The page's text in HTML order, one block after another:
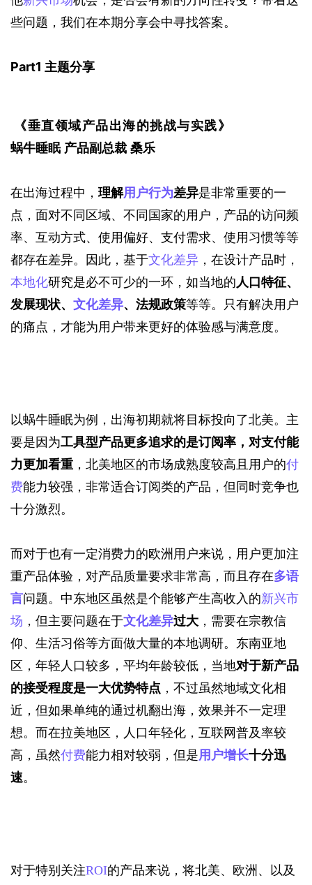
些问题，我们在本期分享会中寻找答案。
Part1 主题分享
《垂直领域产品出海的挑战与实践》
蜗牛睡眠 产品副总裁 桑乐
在出海过程中， 理解用户行为差异是非常重要的一
点，面对不同区域、不同国家的用户，产品的访问频
率、互动方式、使用偏好、支付需求、使用习惯等等
都存在差异。因此，基于文化差异 ，在设计产品时，
本地化研究是必不可少的一环，如当地的人口特征、
发展现状、 文化差异、法规政策等等。只有解决用户
的痛点，才能为用户带来更好的体验感与满意度。
以蜗牛睡眠为例，出海初期就将目标投向了北美。主
要是因为工具型产品更多追求的是订阅率， 对支付能
力更加看重 ，北美地区的市场成熟度较高且用户的付
费能力较强，非常适合订阅类的产品，但同时竞争也
十分激烈。
而对于也有一定消费力的欧洲用户来说，用户更加注
重产品体验，对产品质量要求非常高，而且存在多语
言问题。中东地区虽然是个能够产生高收入的新兴市
场 ，但主要问题在于文化差异过大 ，需要在宗教信
仰、生活习俗等方面做大量的本地调研。东南亚地
区，年轻人口较多，平均年龄较低，当地对于新产品
的接受程度是一大优势特点 ，不过虽然地域文化相
近，但如果单纯的通过机翻出海，效果并不一定理
想。而在拉美地区，人口年轻化，互联网普及率较
高，虽然付费能力相对较弱，但是用户增长十分迅
速。
对于特别关注ROI的产品来说，将北美、欧洲、以及